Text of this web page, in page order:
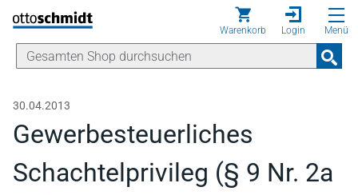
Direkt zum Inhalt
Warenkorb Login Menü
30.04.2013
Gewerbesteuerliches
Schachtelprivileg (§ 9 Nr. 2a